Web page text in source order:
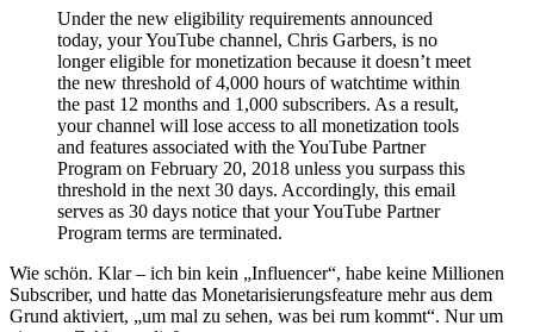
Under the new eligibility requirements announced
today, your YouTube channel, Chris Garbers, is no
longer eligible for monetization because it doesn’t meet
the new threshold of 4,000 hours of watchtime within
the past 12 months and 1,000 subscribers. As a result,
your channel will lose access to all monetization tools
and features associated with the YouTube Partner
Program on February 20, 2018 unless you surpass this
threshold in the next 30 days. Accordingly, this email
serves as 30 days notice that your YouTube Partner
Program terms are terminated.
Wie schön. Klar – ich bin kein „Influencer“, habe keine Millionen
Subscriber, und hatte das Monetarisierungsfeature mehr aus dem
Grund aktiviert, „um mal zu sehen, was bei rum kommt“. Nur um